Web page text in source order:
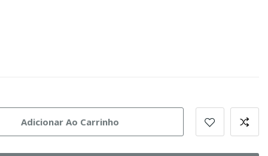
Adicionar Ao Carrinho